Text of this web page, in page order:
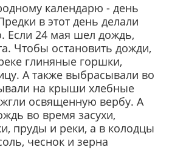
календарю - день
в этот день делали
Если 24 мая шел дождь,
Чтобы остановить дожди,
глиняные горшки,
А также выбрасывали во
на крыши хлебные
освященную вербу. А
во время засухи,
пруды и реки, а в колодцы
чеснок и зерна